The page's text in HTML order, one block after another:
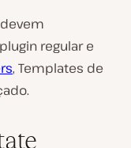
regular e
, Templates de